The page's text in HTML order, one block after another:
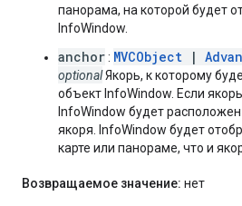
панорама, на которой будет
InfoWindow.
anchor: MVCObject |
optionalЯкорь, к которому
объект InfoWindow. Если
InfoWindow будет
якоря. InfoWindow будет
карте или панораме, что и
Возвращаемое значение: нет